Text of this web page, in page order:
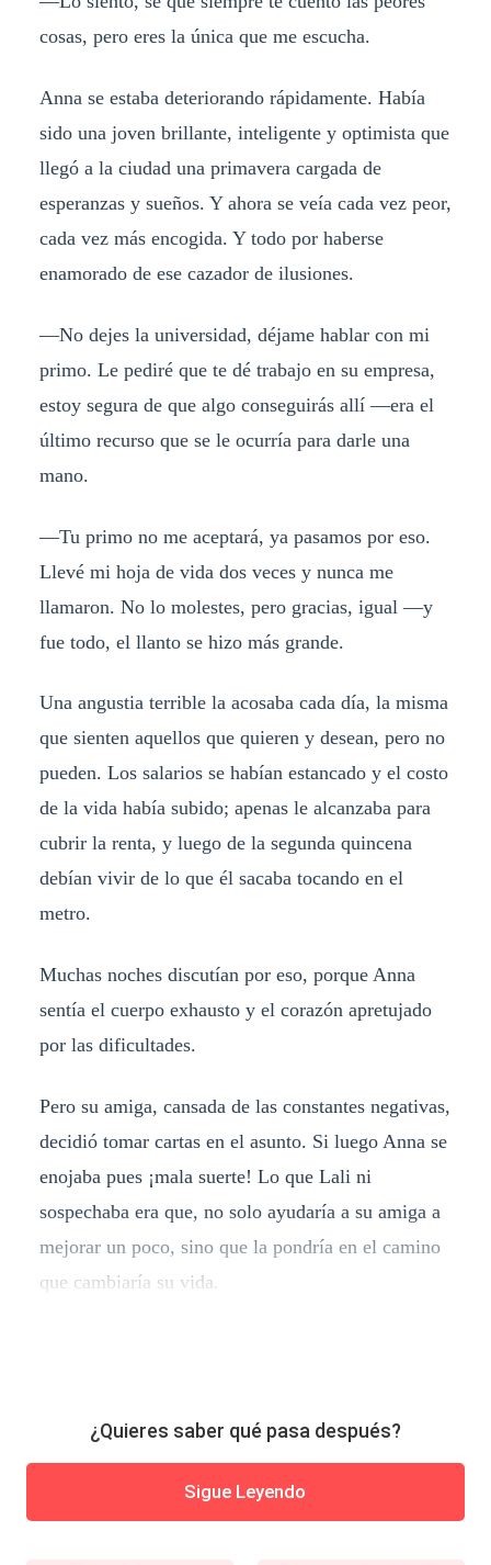
cosas, pero eres la única que me escucha.
Anna se estaba deteriorando rápidamente. Había
sido una joven brillante, inteligente y optimista que
llegó a la ciudad una primavera cargada de
esperanzas y sueños. Y ahora se veía cada vez peor,
cada vez más encogida. Y todo por haberse
enamorado de ese cazador de ilusiones.
—No dejes la universidad, déjame hablar con mi
primo. Le pediré que te dé trabajo en su empresa,
estoy segura de que algo conseguirás allí —era el
último recurso que se le ocurría para darle una
mano.
—Tu primo no me aceptará, ya pasamos por eso.
Llevé mi hoja de vida dos veces y nunca me
llamaron. No lo molestes, pero gracias, igual —y
fue todo, el llanto se hizo más grande.
Una angustia terrible la acosaba cada día, la misma
que sienten aquellos que quieren y desean, pero no
pueden. Los salarios se habían estancado y el costo
de la vida había subido; apenas le alcanzaba para
cubrir la renta, y luego de la segunda quincena
debían vivir de lo que él sacaba tocando en el
metro.
Muchas noches discutían por eso, porque Anna
sentía el cuerpo exhausto y el corazón apretujado
por las dificultades.
Pero su amiga, cansada de las constantes negativas,
decidió tomar cartas en el asunto. Si luego Anna se
enojaba pues ¡mala suerte! Lo que Lali ni
sospechaba era que, no solo ayudaría a su amiga a
mejorar un poco, sino que la pondría en el camino
que cambiaría su vida.
¿Quieres saber qué pasa después?
Sigue Leyendo